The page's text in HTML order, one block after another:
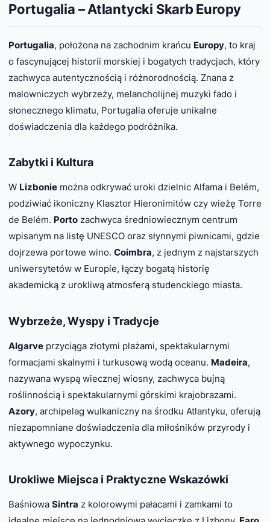
Portugalia – Atlantycki Skarb Europy
Portugalia, położona na zachodnim krańcu Europy, to kraj
o fascynującej historii morskiej i bogatych tradycjach, który
zachwyca autentycznością i różnorodnością. Znana z
malowniczych wybrzeży, melancholijnej muzyki fado i
słonecznego klimatu, Portugalia oferuje unikalne
doświadczenia dla każdego podróżnika.
Zabytki i Kultura
W Lizbonie można odkrywać uroki dzielnic Alfama i Belém,
podziwiać ikoniczny Klasztor Hieronimitów czy wieżę Torre
de Belém. Porto zachwyca średniowiecznym centrum
wpisanym na listę UNESCO oraz słynnymi piwnicami, gdzie
dojrzewa portowe wino. Coimbra, z jednym z najstarszych
uniwersytetów w Europie, łączy bogatą historię
akademicką z urokliwą atmosferą studenckiego miasta.
Wybrzeże, Wyspy i Tradycje
Algarve przyciąga złotymi plażami, spektakularnymi
formacjami skalnymi i turkusową wodą oceanu. Madeira,
nazywana wyspą wiecznej wiosny, zachwyca bujną
roślinnością i spektakularnymi górskimi krajobrazami.
Azory, archipelag wulkaniczny na środku Atlantyku, oferują
niezapomniane doświadczenia dla miłośników przyrody i
aktywnego wypoczynku.
Urokliwe Miejsca i Praktyczne Wskazówki
Baśniowa Sintra z kolorowymi pałacami i zamkami to